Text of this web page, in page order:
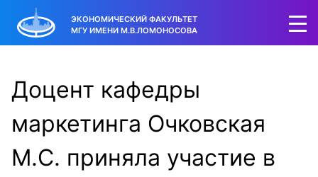
ЭКОНОМИЧЕСКИЙ ФАКУЛЬТЕТ
МГУ ИМЕНИ М.В.ЛОМОНОСОВА
Доцент кафедры
маркетинга Очковская
М.С. приняла участие в